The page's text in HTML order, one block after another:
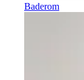
Baderom